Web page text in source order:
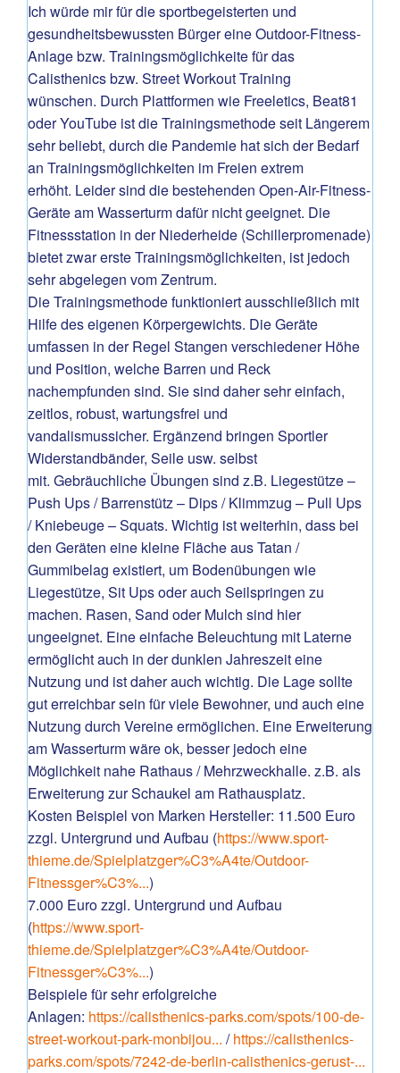
Ich würde mir für die sportbegeisterten und
gesundheitsbewussten Bürger eine Outdoor-Fitness-
Anlage bzw. Trainingsmöglichkeite für das
Calisthenics bzw. Street Workout Training
wünschen. Durch Plattformen wie Freeletics, Beat81
oder YouTube ist die Trainingsmethode seit Längerem
sehr beliebt, durch die Pandemie hat sich der Bedarf
an Trainingsmöglichkeiten im Freien extrem
erhöht. Leider sind die bestehenden Open-Air-Fitness-
Geräte am Wasserturm dafür nicht geeignet. Die
Fitnessstation in der Niederheide (Schillerpromenade)
bietet zwar erste Trainingsmöglichkeiten, ist jedoch
sehr abgelegen vom Zentrum.
Die Trainingsmethode funktioniert ausschließlich mit
Hilfe des eigenen Körpergewichts. Die Geräte
umfassen in der Regel Stangen verschiedener Höhe
und Position, welche Barren und Reck
nachempfunden sind. Sie sind daher sehr einfach,
zeitlos, robust, wartungsfrei und
vandalismussicher. Ergänzend bringen Sportler
Widerstandbänder, Seile usw. selbst
mit. Gebräuchliche Übungen sind z.B. Liegestütze –
Push Ups / Barrenstütz – Dips / Klimmzug – Pull Ups
/ Kniebeuge – Squats. Wichtig ist weiterhin, dass bei
den Geräten eine kleine Fläche aus Tatan /
Gummibelag existiert, um Bodenübungen wie
Liegestütze, Sit Ups oder auch Seilspringen zu
machen. Rasen, Sand oder Mulch sind hier
ungeeignet. Eine einfache Beleuchtung mit Laterne
ermöglicht auch in der dunklen Jahreszeit eine
Nutzung und ist daher auch wichtig. Die Lage sollte
gut erreichbar sein für viele Bewohner, und auch eine
Nutzung durch Vereine ermöglichen. Eine Erweiterung
am Wasserturm wäre ok, besser jedoch eine
Möglichkeit nahe Rathaus / Mehrzweckhalle. z.B. als
Erweiterung zur Schaukel am Rathausplatz.
Kosten Beispiel von Marken Hersteller: 11.500 Euro
zzgl. Untergrund und Aufbau (https://www.sport-
thieme.de/Spielplatzger%C3%A4te/Outdoor-
Fitnessger%C3%...)
7.000 Euro zzgl. Untergrund und Aufbau
(https://www.sport-
thieme.de/Spielplatzger%C3%A4te/Outdoor-
Fitnessger%C3%...)
Beispiele für sehr erfolgreiche
Anlagen: https://calisthenics-parks.com/spots/100-de-
street-workout-park-monbijou... /https://calisthenics-
parks.com/spots/7242-de-berlin-calisthenics-gerust-...